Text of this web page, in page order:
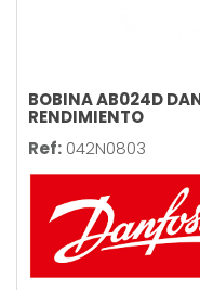
BOBINA AB024D
RENDIMIENTO
Ref: 042N0803